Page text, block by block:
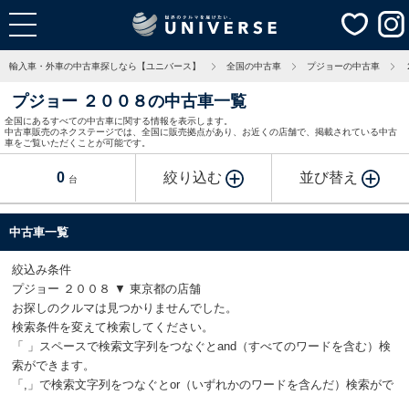
輸入車・外車の中古車探しなら【ユニバース】 全国の中古車 プジョーの中古車
プジョー ２００８の中古車一覧
全国にあるすべての中古車に関する情報を表示します。
中古車販売のネクステージでは、全国に販売拠点があり、お近くの店舗で、掲載されている中古
車をご覧いただくことが可能です。
0 台 絞り込む 並び替え
中古車一覧
絞込み条件
プジョー ２００８ ▼ 東京都の店舗
お探しのクルマは見つかりませんでした。
検索条件を変えて検索してください。
「 」スペースで検索文字列をつなぐとand（すべてのワードを含む）検
索ができます。
「,」で検索文字列をつなぐとor（いずれかのワードを含んだ）検索がで